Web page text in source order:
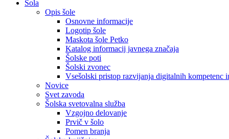
Šola
Opis šole
Osnovne informacije
Logotip šole
Maskota šole Petko
Katalog informacij javnega značaja
Šolske poti
Šolski zvonec
Vsešolski pristop razvijanja digitalnih kompetenc
Novice
Svet zavoda
Šolska svetovalna služba
Vzgojno delovanje
Prvič v šolo
Pomen branja